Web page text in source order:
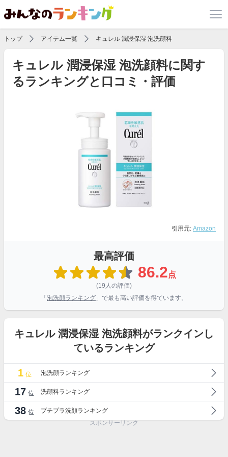
トップ アイテム一覧 キュレル 潤浸保湿 泡洗顔料
キュレル 潤浸保湿 泡洗顔料に関す
るランキングと口コミ・評価
引用元: Amazon
最高評価
86.2点
(19人の評価)
「 泡洗顔ランキング 」で最も高い評価を得ています。
キュレル 潤浸保湿 泡洗顔料がランクインし
ているランキング
1 位 泡洗顔ランキング
17 位 洗顔料ランキング
38 位
プチプラ洗顔ランキング
スポンサーリンク